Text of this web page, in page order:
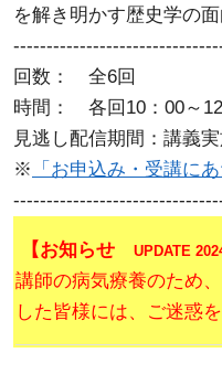
を解き明かす歴史学の
回数： 全6回
時間： 各回10：00～
見逃し配信期間：講義
※
「お申込み・受講に
【お知らせ UPDATE
講師の病気療養のため
した皆様には、ご迷惑